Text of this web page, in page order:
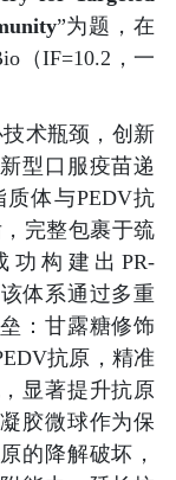
”为题，在
（IF=10.2，一
术瓶颈，创新
型口服疫苗递
体与PEDV抗
完整包裹于巯
构建出PR-
体系通过多重
：甘露糖修饰
抗原，精准
显著提升抗原
胶微球作为保
的降解破坏，